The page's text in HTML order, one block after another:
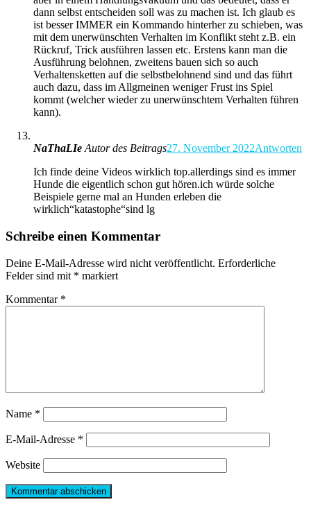
dann selbst entscheiden soll was zu machen ist. Ich glaub es
ist besser IMMER ein Kommando hinterher zu schieben, was
mit dem unerwünschten Verhalten im Konflikt steht z.B. ein
Rückruf, Trick ausführen lassen etc. Erstens kann man die
Ausführung belohnen, zweitens bauen sich so auch
Verhaltensketten auf die selbstbelohnend sind und das führt
auch dazu, dass im Allgmeinen weniger Frust ins Spiel
kommt (welcher wieder zu unerwünschtem Verhalten führen
kann).
NaThaLIe Autor des Beitrags27. November 2022Antworten
Ich finde deine Videos wirklich top.allerdings sind es immer
Hunde die eigentlich schon gut hören.ich würde solche
Beispiele gerne mal an Hunden erleben die
wirklich“katastophe“sind lg
Schreibe einen Kommentar
Deine E-Mail-Adresse wird nicht veröffentlicht. Erforderliche
Felder sind mit * markiert
Kommentar *
Name *
E-Mail-Adresse *
Website